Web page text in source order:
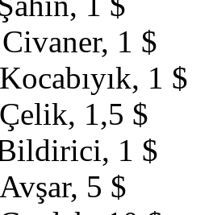
1 $
1 $
1,5 $
1 $
5 $